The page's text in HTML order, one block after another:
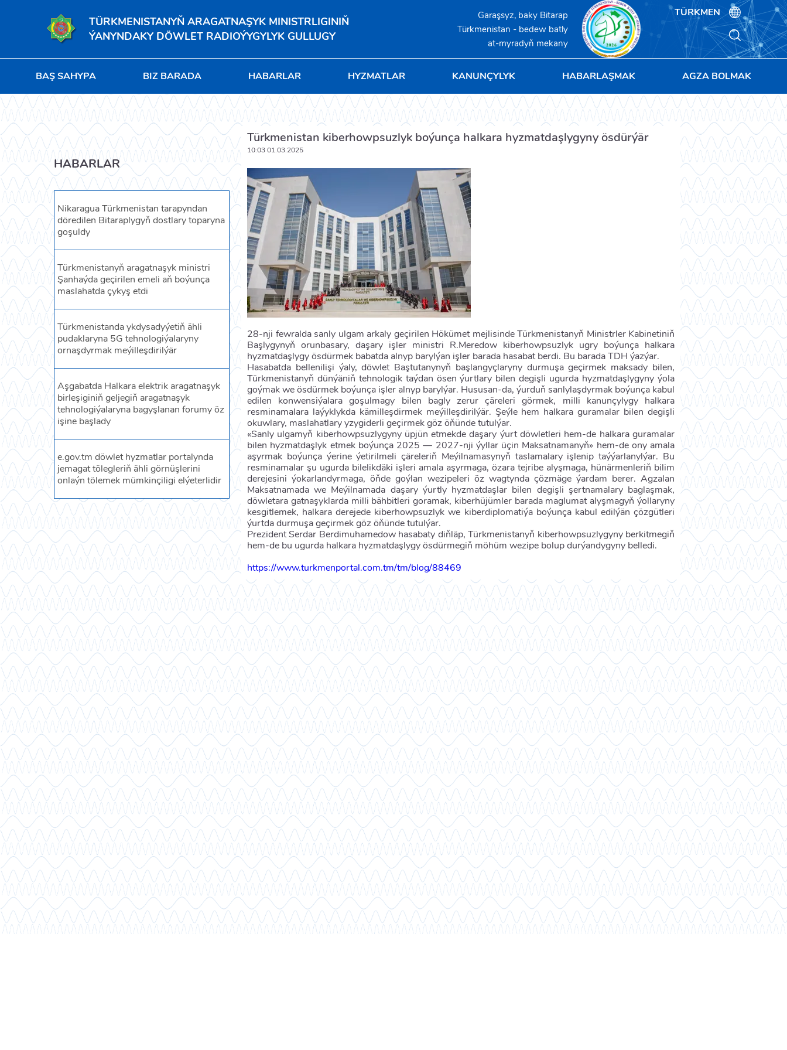
TÜRKMENISTANYŇ ARAGATNAŞYK MINISTRLIGINIŇ
ÝANYNDAKY DÖWLET RADIOÝYGYLYK GULLUGY
Garaşsyz, baky Bitarap
Türkmenistan - bedew batly
at-myradyň mekany
TÜRKMEN
BAŞ SAHYPA BIZ BARADA HABARLAR HYZMATLAR KANUNÇYLYK HABARLAŞMAK AGZA BOLMAK
HABARLAR
Nikaragua Türkmenistan tarapyndan
döredilen Bitaraplygyň dostlary toparyna
goşuldy
Türkmenistanyň aragatnaşyk ministri
Şanhaýda geçirilen emeli aň boýunça
maslahatda çykyş etdi
Türkmenistanda ykdysadyýetiň ähli
pudaklaryna 5G tehnologiýalaryny
ornaşdyrmak meýilleşdirilýär
Aşgabatda Halkara elektrik aragatnaşyk
birleşiginiň geljegiň aragatnaşyk
tehnologiýalaryna bagyşlanan forumy öz
işine başlady
e.gov.tm döwlet hyzmatlar portalynda
jemagat tölegleriň ähli görnüşlerini
onlaýn tölemek mümkinçiligi elýeterlidir
Türkmenistan kiberhowpsuzlyk boýunça halkara hyzmatdaşlygyny ösdürýär
10:03 01.03.2025
28-nji fewralda sanly ulgam arkaly geçirilen Hökümet mejlisinde Türkmenistanyň Ministrler Kabinetiniň
Başlygynyň orunbasary, daşary işler ministri R.Meredow kiberhowpsuzlyk ugry boýunça halkara
hyzmatdaşlygy ösdürmek babatda alnyp barylýan işler barada hasabat berdi. Bu barada TDH ýazýar.
Hasabatda bellenilişi ýaly, döwlet Baştutanynyň başlangyçlaryny durmuşa geçirmek maksady bilen,
Türkmenistanyň dünýäniň tehnologik taýdan ösen ýurtlary bilen degişli ugurda hyzmatdaşlygyny ýola
goýmak we ösdürmek boýunça işler alnyp barylýar. Hususan-da, ýurduň sanlylaşdyrmak boýunça kabul
edilen konwensiýalara goşulmagy bilen bagly zerur çäreleri görmek, milli kanunçylygy halkara
resminamalara laýyklykda kämilleşdirmek meýilleşdirilýär. Şeýle hem halkara guramalar bilen degişli
okuwlary, maslahatlary yzygiderli geçirmek göz öňünde tutulýar.
«Sanly ulgamyň kiberhowpsuzlygyny üpjün etmekde daşary ýurt döwletleri hem-de halkara guramalar
bilen hyzmatdaşlyk etmek boýunça 2025 — 2027-nji ýyllar üçin Maksatnamanyň» hem-de ony amala
aşyrmak boýunça ýerine ýetirilmeli çäreleriň Meýilnamasynyň taslamalary işlenip taýýarlanylýar. Bu
resminamalar şu ugurda bilelikdäki işleri amala aşyrmaga, özara tejribe alyşmaga, hünärmenleriň bilim
derejesini ýokarlandyrmaga, öňde goýlan wezipeleri öz wagtynda çözmäge ýardam berer. Agzalan
Maksatnamada we Meýilnamada daşary ýurtly hyzmatdaşlar bilen degişli şertnamalary baglaşmak,
döwletara gatnaşyklarda milli bähbitleri goramak, kiberhüjümler barada maglumat alyşmagyň ýollaryny
kesgitlemek, halkara derejede kiberhowpsuzlyk we kiberdiplomatiýa boýunça kabul edilýän çözgütleri
ýurtda durmuşa geçirmek göz öňünde tutulýar.
Prezident Serdar Berdimuhamedow hasabaty diňläp, Türkmenistanyň kiberhowpsuzlygyny berkitmegiň
hem-de bu ugurda halkara hyzmatdaşlygy ösdürmegiň möhüm wezipe bolup durýandygyny belledi.
https://www.turkmenportal.com.tm/tm/blog/88469